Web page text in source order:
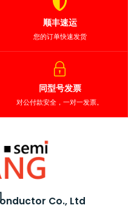
顺丰速运
您的订单快速发货
同型号发票
对公付款安全，一对一发票。
Co., Ltd